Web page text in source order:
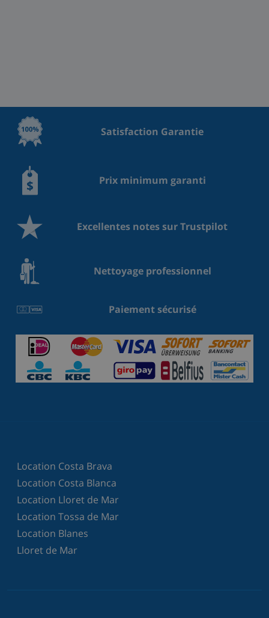
Satisfaction Garantie
Prix minimum garanti
Excellentes notes sur Trustpilot
Nettoyage professionnel
Paiement sécurisé
Location Costa Brava
Location Costa Blanca
Location Lloret de Mar
Location Tossa de Mar
Location Blanes
Lloret de Mar